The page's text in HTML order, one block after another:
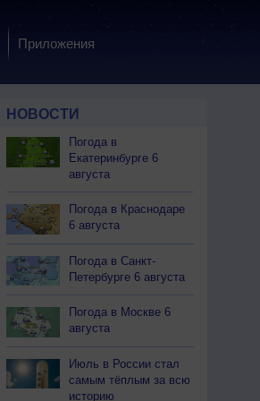
Приложения
НОВОСТИ
Погода в
Екатеринбурге 6
августа
Погода в Краснодаре
6 августа
Погода в Санкт-
Петербурге 6 августа
Погода в Москве 6
августа
Июль в России стал
самым тёплым за всю
историю